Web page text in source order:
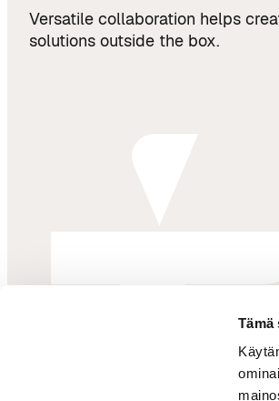
Tämä
Versatile collaboration helps
solutions outside the box.